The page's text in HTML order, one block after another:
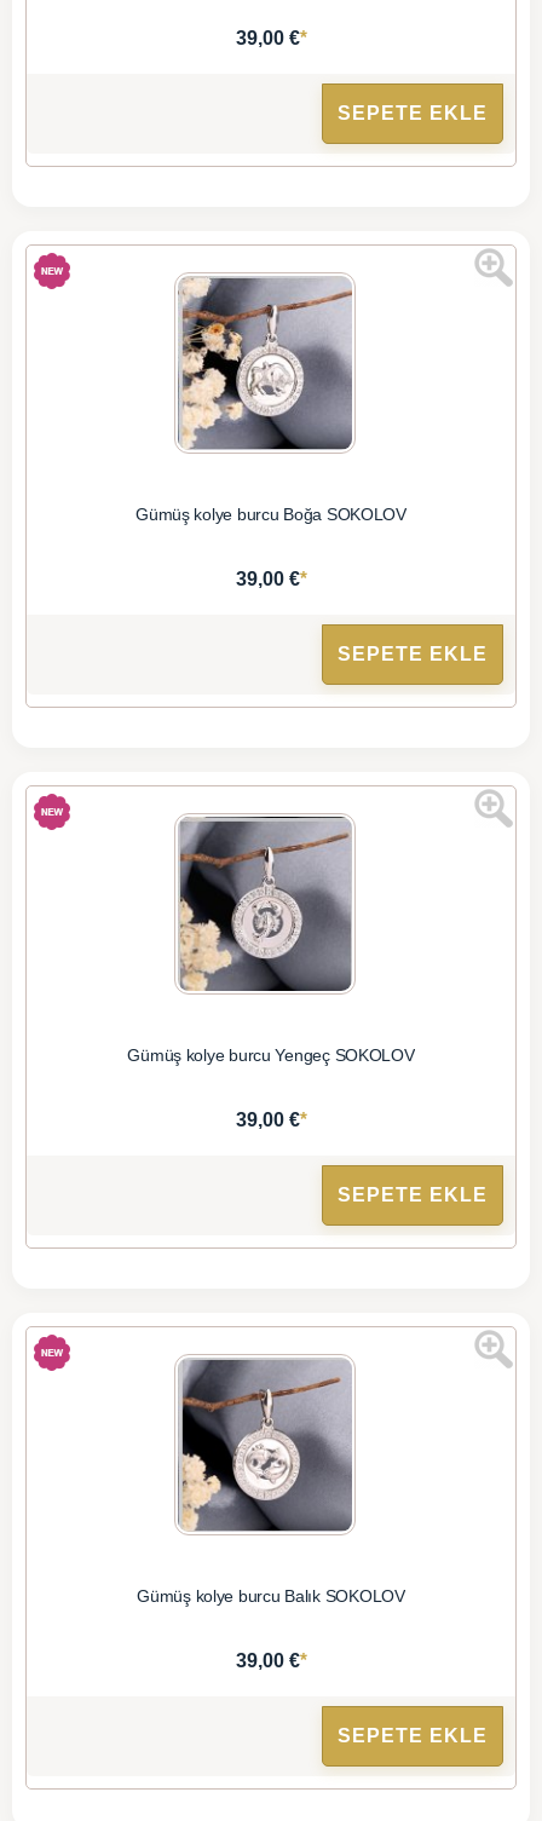
39,00 €*
SEPETE EKLE
Gümüş kolye burcu Boğa SOKOLOV
39,00 €*
SEPETE EKLE
Gümüş kolye burcu Yengeç SOKOLOV
39,00 €*
SEPETE EKLE
Gümüş kolye burcu Balık SOKOLOV
39,00 €*
SEPETE EKLE